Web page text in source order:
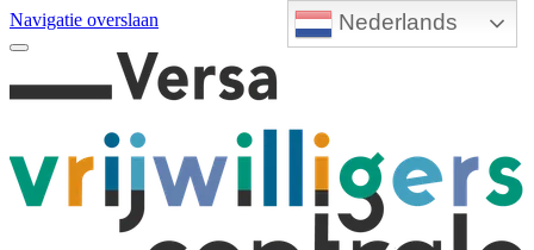
Nederlands
Navigatie overslaan